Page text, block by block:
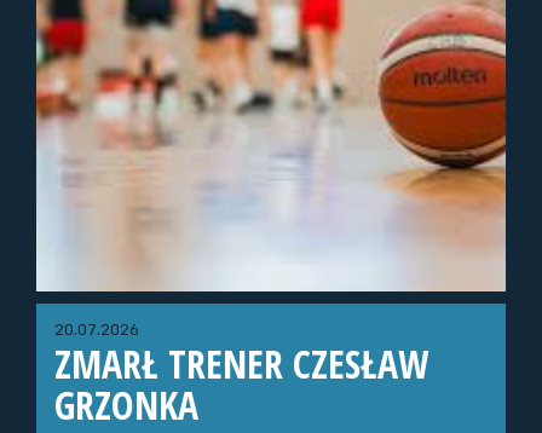
20.07.2026
ZMARŁ TRENER CZESŁAW
GRZONKA